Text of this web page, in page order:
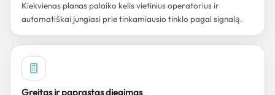
Kiekvienas planas palaiko kelis vietinius operatorius ir
automatiškai jungiasi prie tinkamiausio tinklo pagal signalą.
Greitas ir paprastas diegimas